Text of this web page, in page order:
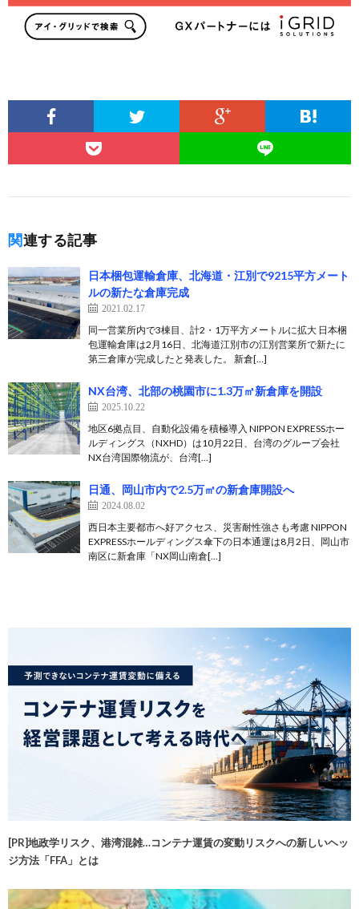
関連する記事
日本梱包運輸倉庫、北海道・江別で9215平方メート
ルの新たな倉庫完成
2021.02.17
同一営業所内で3棟目、計2・1万平方メートルに拡大 日本梱
包運輸倉庫は2月16日、北海道江別市の江別営業所で新たに
第三倉庫が完成したと発表した。 新倉[…]
NX台湾、北部の桃園市に1.3万㎡新倉庫を開設
2025.10.22
地区6拠点目、自動化設備を積極導入 NIPPON EXPRESSホー
ルディングス（NXHD）は10月22日、台湾のグループ会社
NX台湾国際物流が、台湾[…]
日通、岡山市内で2.5万㎡の新倉庫開設へ
2024.08.02
西日本主要都市へ好アクセス、災害耐性強さも考慮 NIPPON
EXPRESSホールディングス傘下の日本通運は8月2日、岡山市
南区に新倉庫「NX岡山南倉[…]
[PR]地政学リスク、港湾混雑…コンテナ運賃の変動リスクへの新しいヘッ
ジ方法「FFA」とは